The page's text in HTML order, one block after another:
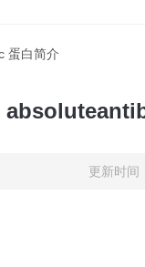
蛋白简介
更新时